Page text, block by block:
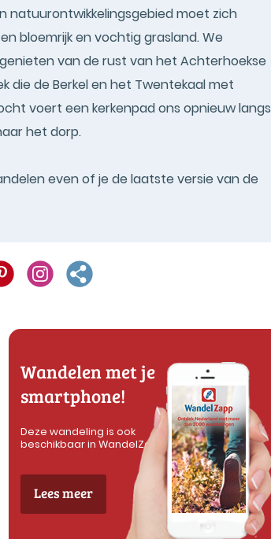
natuurontwikkelingsgebied moet zich
bloemrijk en vochtig grasland. We
van de rust van het Achterhoekse
die de Berkel en het Twentekaal met
voert een kerkenpad ons opnieuw langs
het dorp.
even of je de laatste versie van de
Wandelen met je
smartphone!
Deze wandeling is ook
beschikbaar in WandelZapp
Lees meer